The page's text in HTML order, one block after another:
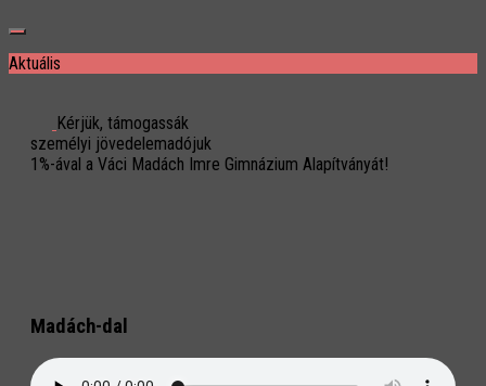
Aktuális
Kérjük, támogassák
személyi jövedelemadójuk
1%-ával a Váci Madách Imre Gimnázium Alapítványát!
Madách-dal